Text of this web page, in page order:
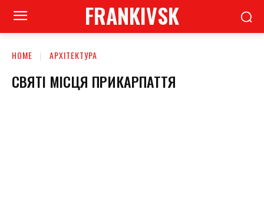
FRANKIVSK
HOME АРХІТЕКТУРА
СВЯТІ МІСЦЯ ПРИКАРПАТТЯ